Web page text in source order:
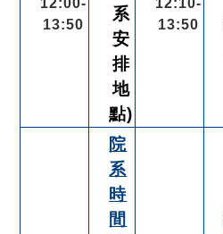
12:00-
13:50
系
安
排
地
點)
12:10-
13:50
院
系
時
間